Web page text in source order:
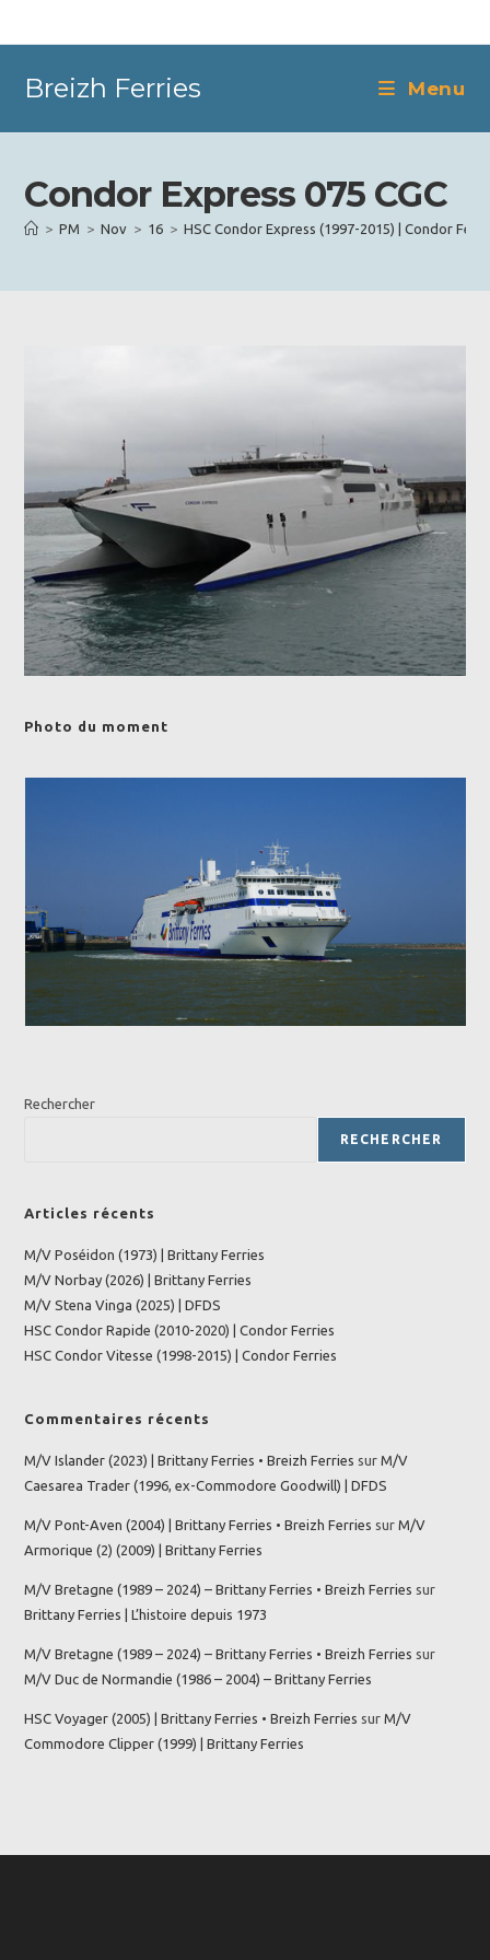
Breizh Ferries Menu
Condor Express 075 CGC
> PM > Nov > 16 > HSC Condor Express (1997-2015) | Condor
Photo du moment
Rechercher
RECHERCHER
Articles récents
M/V Poséidon (1973) | Brittany Ferries
M/V Norbay (2026) | Brittany Ferries
M/V Stena Vinga (2025) | DFDS
HSC Condor Rapide (2010-2020) | Condor Ferries
HSC Condor Vitesse (1998-2015) | Condor Ferries
Commentaires récents
M/V Islander (2023) | Brittany Ferries • Breizh Ferries surM/V
Caesarea Trader (1996, ex-Commodore Goodwill) | DFDS
M/V Pont-Aven (2004) | Brittany Ferries • Breizh Ferries surM/V
Armorique (2) (2009) | Brittany Ferries
M/V Bretagne (1989 – 2024) – Brittany Ferries • Breizh Ferries sur
Brittany Ferries | L’histoire depuis 1973
M/V Bretagne (1989 – 2024) – Brittany Ferries • Breizh Ferries sur
M/V Duc de Normandie (1986 – 2004) – Brittany Ferries
HSC Voyager (2005) | Brittany Ferries • Breizh Ferries surM/V
Commodore Clipper (1999) | Brittany Ferries